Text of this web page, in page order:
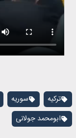
ترکیه سوریه
ابومحمد جولانی